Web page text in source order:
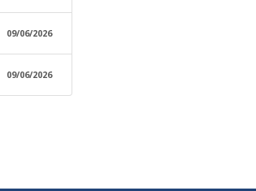
09/06/2026
09/06/2026